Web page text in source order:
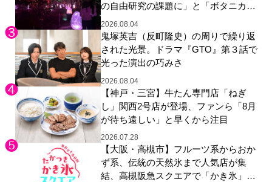
の自由研究の課題に」と「ボタニカル
ガーデン 大阪」へ招待
2026.08.04
鬼塚英吉（反町隆史）の周りで繰り返
された光景。ドラマ『GTO』第３話で
光った演出の巧みさ
2026.08.04
【神戸・三宮】牛たん専門店「ねぎ
し」関西2号店が登場、ファンら「8月
が待ち遠しい」と早くから注目
2026.07.28
【大阪・高槻市】フルーツ系からおか
ず系、伝統の天然氷まで人気店が集
結、高槻阪急スクエアで「かき氷」祭